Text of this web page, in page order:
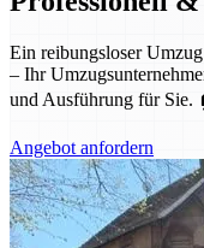
Ein reibungsloser
– Ihr
und Ausführung für Sie.
Angebot anfordern